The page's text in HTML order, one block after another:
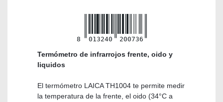
8 013240 200736
Termómetro de infrarrojos frente, oido y
liquidos
El termómetro LAICA TH1004 te permite medir
la temperatura de la frente, el oido (34°C a